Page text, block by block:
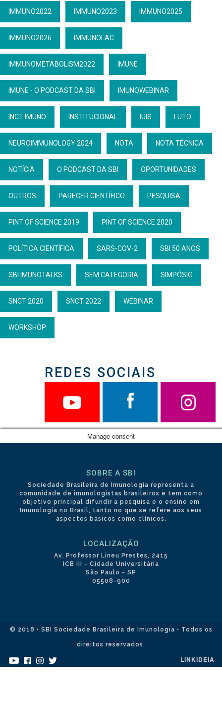
IMMUNO2022 IMMUNO2023 IMMUNO2025
IMMUNO2026 IMMUNOLAC
IMMUNOMETABOLISM2022 IMUNE
IMUNE - O PODCAST DA SBI IMUNOWEBINAR
INCT IMUNO INSTITUCIONAL IUIS LUTO
NEUROIMMUNOLOGY 2024 NOTA NOTA TÉCNICA
NOTÍCIA O PODCAST DA SBI OPORTUNIDADES
OUTROS PARECER CIENTÍFICO PESQUISA
PINT OF SCIENCE 2019 PINT OF SCIENCE 2020
POLÍTICA CIENTÍFICA SARS-COV-2 SBI 50 ANOS
SBI.IMUNOTALKS SEM CATEGORIA SIMPÓSIO
SNCT 2020 SNCT 2022 WEBINAR
WORKSHOP
REDES SOCIAIS
SOBRE A SBI
Sociedade Brasileira de Imunologia representa a
comunidade de imunologistas brasileiros e tem como
objetivo principal difundir a pesquisa e o ensino em
Imunologia no Brasil, tanto no que se refere aos seus
aspectos básicos como clínicos.
LOCALIZAÇÃO
Av. Professor Lineu Prestes, 2415
ICB III - Cidade Universitária
São Paulo - SP
05508-900
© 2018 • SBI Sociedade Brasileira de Imunologia • Todos os
direitos reservados.
LINKIDEIA
Manage consent